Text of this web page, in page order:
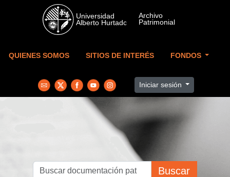
Skip to main content
QUIENES SOMOS SITIOS DE INTERÉS FONDOS
Iniciar sesión
Buscar